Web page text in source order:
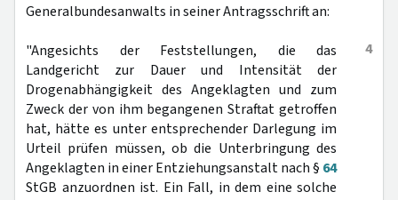
Generalbundesanwalts in seiner Antragsschrift an:
4
"Angesichts der Feststellungen, die das
Landgericht zur Dauer und Intensität der
Drogenabhängigkeit des Angeklagten und zum
Zweck der von ihm begangenen Straftat getroffen
hat, hätte es unter entsprechender Darlegung im
Urteil prüfen müssen, ob die Unterbringung des
Angeklagten in einer Entziehungsanstalt nach § 64
StGB anzuordnen ist. Ein Fall, in dem eine solche